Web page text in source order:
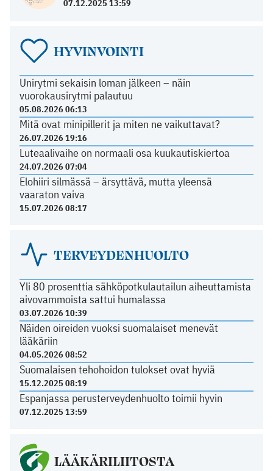
07.12.2025 13:59
HYVINVOINTI
Unirytmi sekaisin loman jälkeen – näin
vuorokausirytmi palautuu
05.08.2026 06:13
Mitä ovat minipillerit ja miten ne vaikuttavat?
26.07.2026 19:16
Luteaalivaihe on normaali osa kuukautiskiertoa
24.07.2026 07:04
Elohiiri silmässä – ärsyttävä, mutta yleensä
vaaraton vaiva
15.07.2026 08:17
TERVEYDENHUOLTO
Yli 80 prosenttia sähköpotkulautailun aiheuttamista
aivovammoista sattui humalassa
03.07.2026 10:39
Näiden oireiden vuoksi suomalaiset menevät
lääkäriin
04.05.2026 08:52
Suomalaisen tehohoidon tulokset ovat hyviä
15.12.2025 08:19
Espanjassa perusterveydenhuolto toimii hyvin
07.12.2025 13:59
LÄÄKÄRILIITOSTA